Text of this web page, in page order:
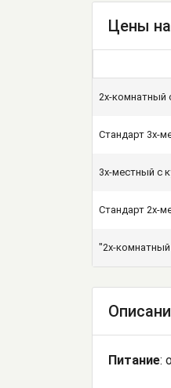
Цены
2х-комнатный
Стандарт 3х-
3х-местный с
Стандарт 2х-
"2х-комнатный
Питание: